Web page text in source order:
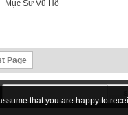
Mục Sư Vũ Hồ
Page
that you are happy to